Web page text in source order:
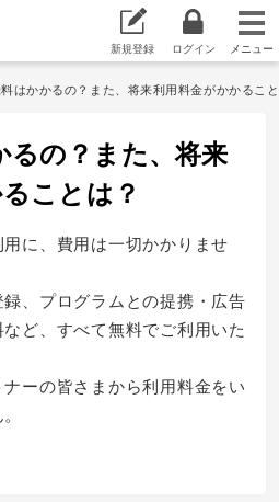
新規登録 ログイン
はかかるの？また、将来利用料金がかかるこ
るの？また、将来
ことは？
に、費用は一切かかりませ
、プログラムとの提携・広告
ど、すべて無料でご利用いた
ーの皆さまから利用料金をい